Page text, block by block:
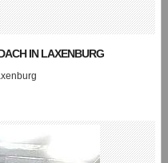
IN LAXENBURG